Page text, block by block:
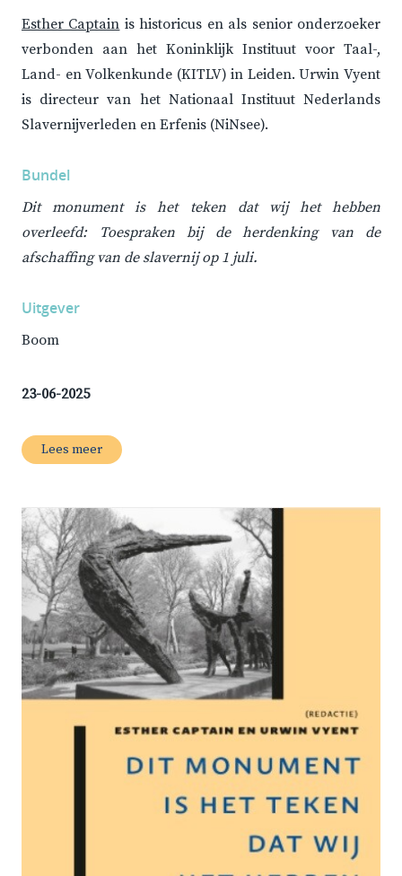
Esther Captain is historicus en als senior onderzoeker
verbonden aan het Koninklijk Instituut voor Taal-,
Land- en Volkenkunde (KITLV) in Leiden. Urwin Vyent
is directeur van het Nationaal Instituut Nederlands
Slavernijverleden en Erfenis (NiNsee).
Bundel
Dit monument is het teken dat wij het hebben
overleefd: Toespraken bij de herdenking van de
afschaffing van de slavernij op 1 juli.
Uitgever
Boom
23-06-2025
Lees meer